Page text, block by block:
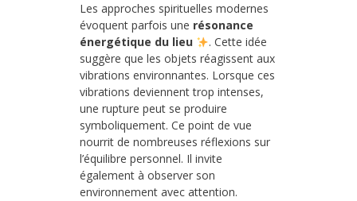
Les approches spirituelles modernes
évoquent parfois une résonance
énergétique du lieu
. Cette idée
suggère que les objets réagissent aux
vibrations environnantes. Lorsque ces
vibrations deviennent trop intenses,
une rupture peut se produire
symboliquement. Ce point de vue
nourrit de nombreuses réflexions sur
l’équilibre personnel. Il invite
également à observer son
environnement avec attention.